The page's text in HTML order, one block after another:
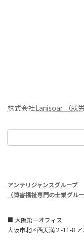
株式会社Lanisoar （就
アンテリジャンスグループ
（障害福祉専門の士業グルー
■ 大阪第一オフィス
大阪市北区西天満２-11-8